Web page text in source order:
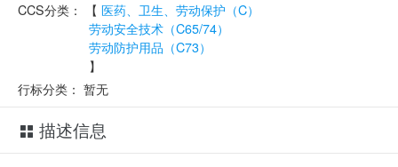
CCS分类：
【 医药、卫生、劳动保护（C）
劳动安全技术（C65/74）
劳动防护用品（C73）
】
行标分类： 暂无
描述信息